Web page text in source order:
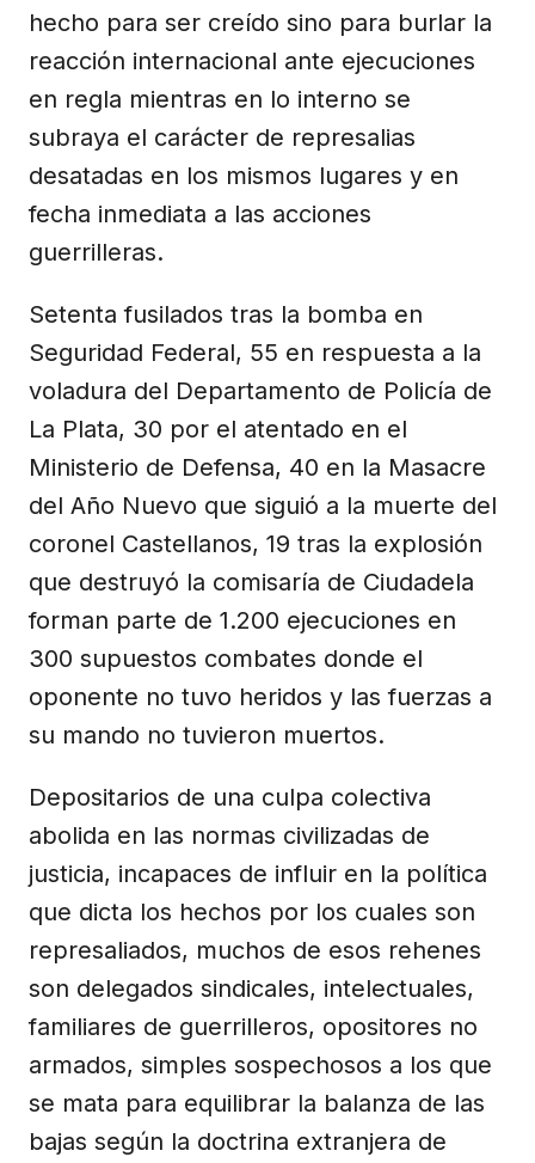
hecho para ser creído sino para burlar la
reacción internacional ante ejecuciones
en regla mientras en lo interno se
subraya el carácter de represalias
desatadas en los mismos lugares y en
fecha inmediata a las acciones
guerrilleras.
Setenta fusilados tras la bomba en
Seguridad Federal, 55 en respuesta a la
voladura del Departamento de Policía de
La Plata, 30 por el atentado en el
Ministerio de Defensa, 40 en la Masacre
del Año Nuevo que siguió a la muerte del
coronel Castellanos, 19 tras la explosión
que destruyó la comisaría de Ciudadela
forman parte de 1.200 ejecuciones en
300 supuestos combates donde el
oponente no tuvo heridos y las fuerzas a
su mando no tuvieron muertos.
Depositarios de una culpa colectiva
abolida en las normas civilizadas de
justicia, incapaces de influir en la política
que dicta los hechos por los cuales son
represaliados, muchos de esos rehenes
son delegados sindicales, intelectuales,
familiares de guerrilleros, opositores no
armados, simples sospechosos a los que
se mata para equilibrar la balanza de las
bajas según la doctrina extranjera de